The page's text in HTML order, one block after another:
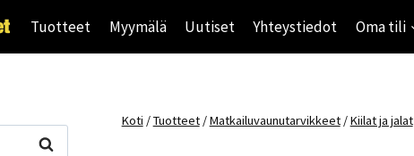
Tuotteet Myymälä Uutiset Yhteystiedot Oma tili
Koti /Tuotteet /Matkailuvaunutarvikkeet /Kiilat ja jalat
Haku